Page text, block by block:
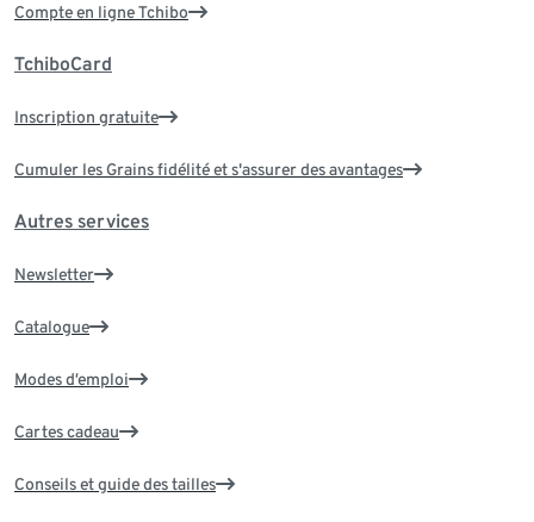
Compte en ligne Tchibo
TchiboCard
Inscription gratuite
Cumuler les Grains fidélité et s'assurer des avantages
Autres services
Newsletter
Catalogue
Modes d’emploi
Cartes cadeau
Conseils et guide des tailles